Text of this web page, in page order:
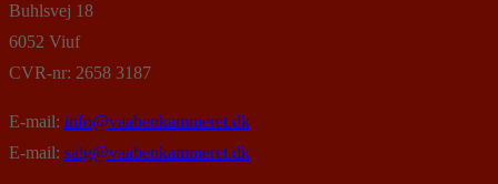
Buhlsvej 18
6052 Viuf
CVR-nr: 2658 3187
E-mail: info@vaabenkammeret.dk
E-mail: salg@vaabenkammeret.dk